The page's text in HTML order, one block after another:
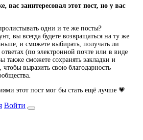
вас заинтересовал этот пост, но у вас
одни и те же посты?
вы всегда будете возвращаться на ту же
и сможете выбирать, получать ли
(по электронной почте или в виде
также сможете сохранять закладки и
чтобы выразить свою благодарность
этот пост мог бы стать ещё лучше 💗
Войти